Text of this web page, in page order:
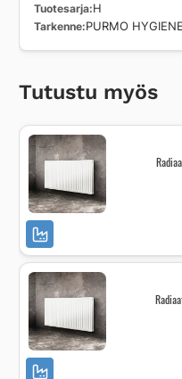
Tuotesarja H
Tarkenne PURMO
Tutustu myös